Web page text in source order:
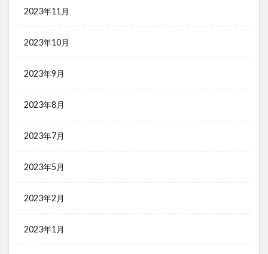
2023年11月
2023年10月
2023年9月
2023年8月
2023年7月
2023年5月
2023年2月
2023年1月